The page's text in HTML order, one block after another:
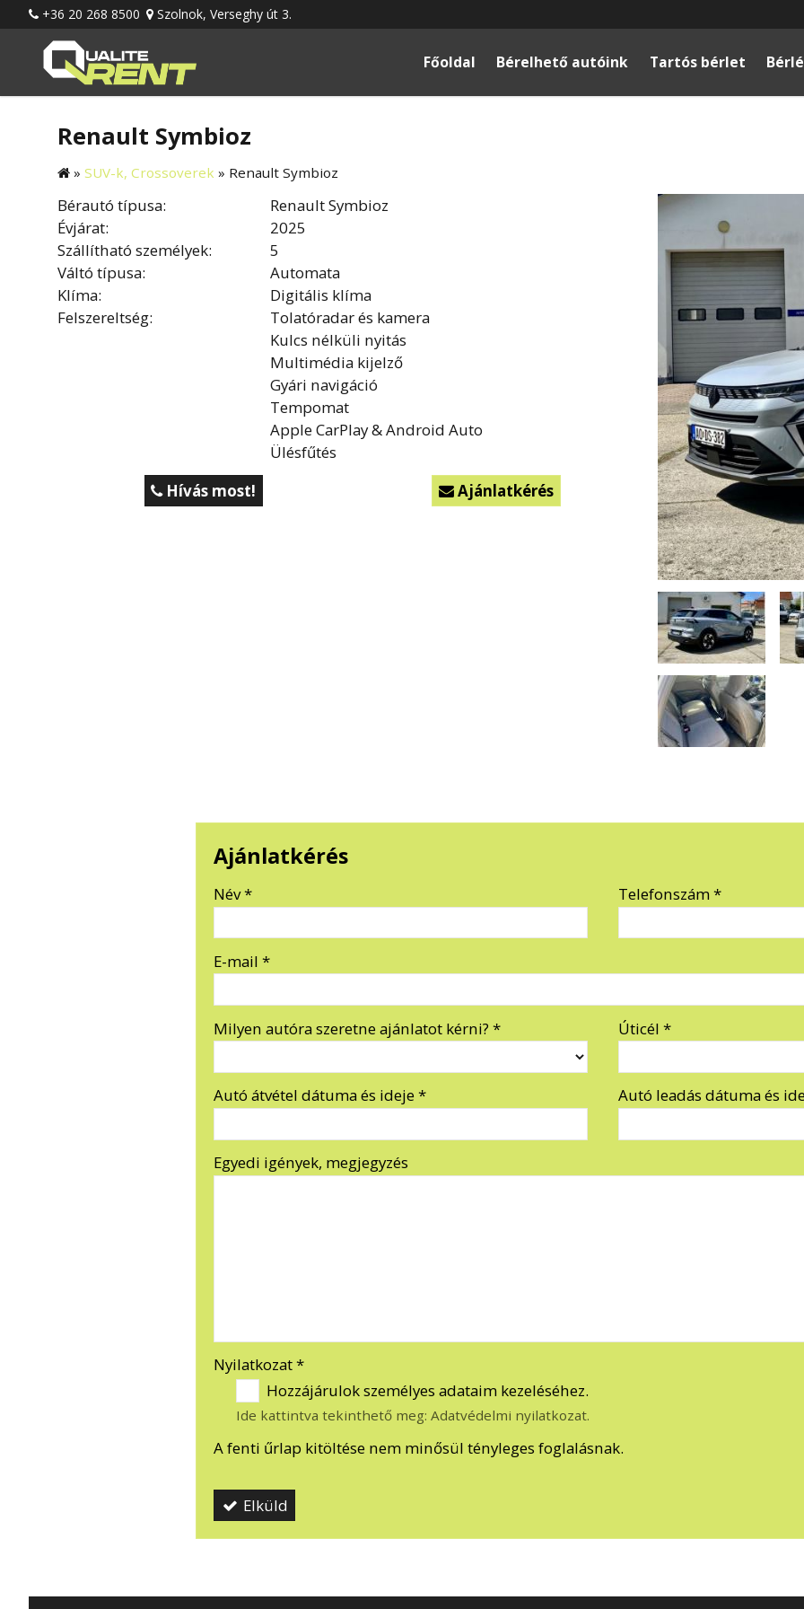
+36 20 268 8500 Szolnok, Verseghy út 3.
Főoldal Bérelhető autóink Tartós bérlet
Renault Symbioz
» SUV-k, Crossoverek » Renault Symbioz
Bérautó típusa:
Renault Symbioz
Évjárat:
2025
Szállítható személyek:
5
Váltó típusa:
Automata
Klíma:
Digitális klíma
Felszereltség:
Tolatóradar és kamera
Kulcs nélküli nyitás
Multimédia kijelző
Gyári navigáció
Tempomat
Apple CarPlay & Android Auto
Ülésfűtés
Hívás most! Ajánlatkérés
Ajánlatkérés
Név* Telefonszám*
E-mail *
Milyen autóra szeretne ajánlatot kérni? * Úticél *
Autó átvétel dátuma és ideje* Autó leadás dátuma és
Egyedi igények, megjegyzés
Nyilatkozat*
Hozzájárulok személyes adataim kezeléséhez.
Ide kattintva tekinthető meg:Adatvédelmi nyilatkozat.
A fenti űrlap kitöltése nem minősül tényleges foglalásnak.
Elküld